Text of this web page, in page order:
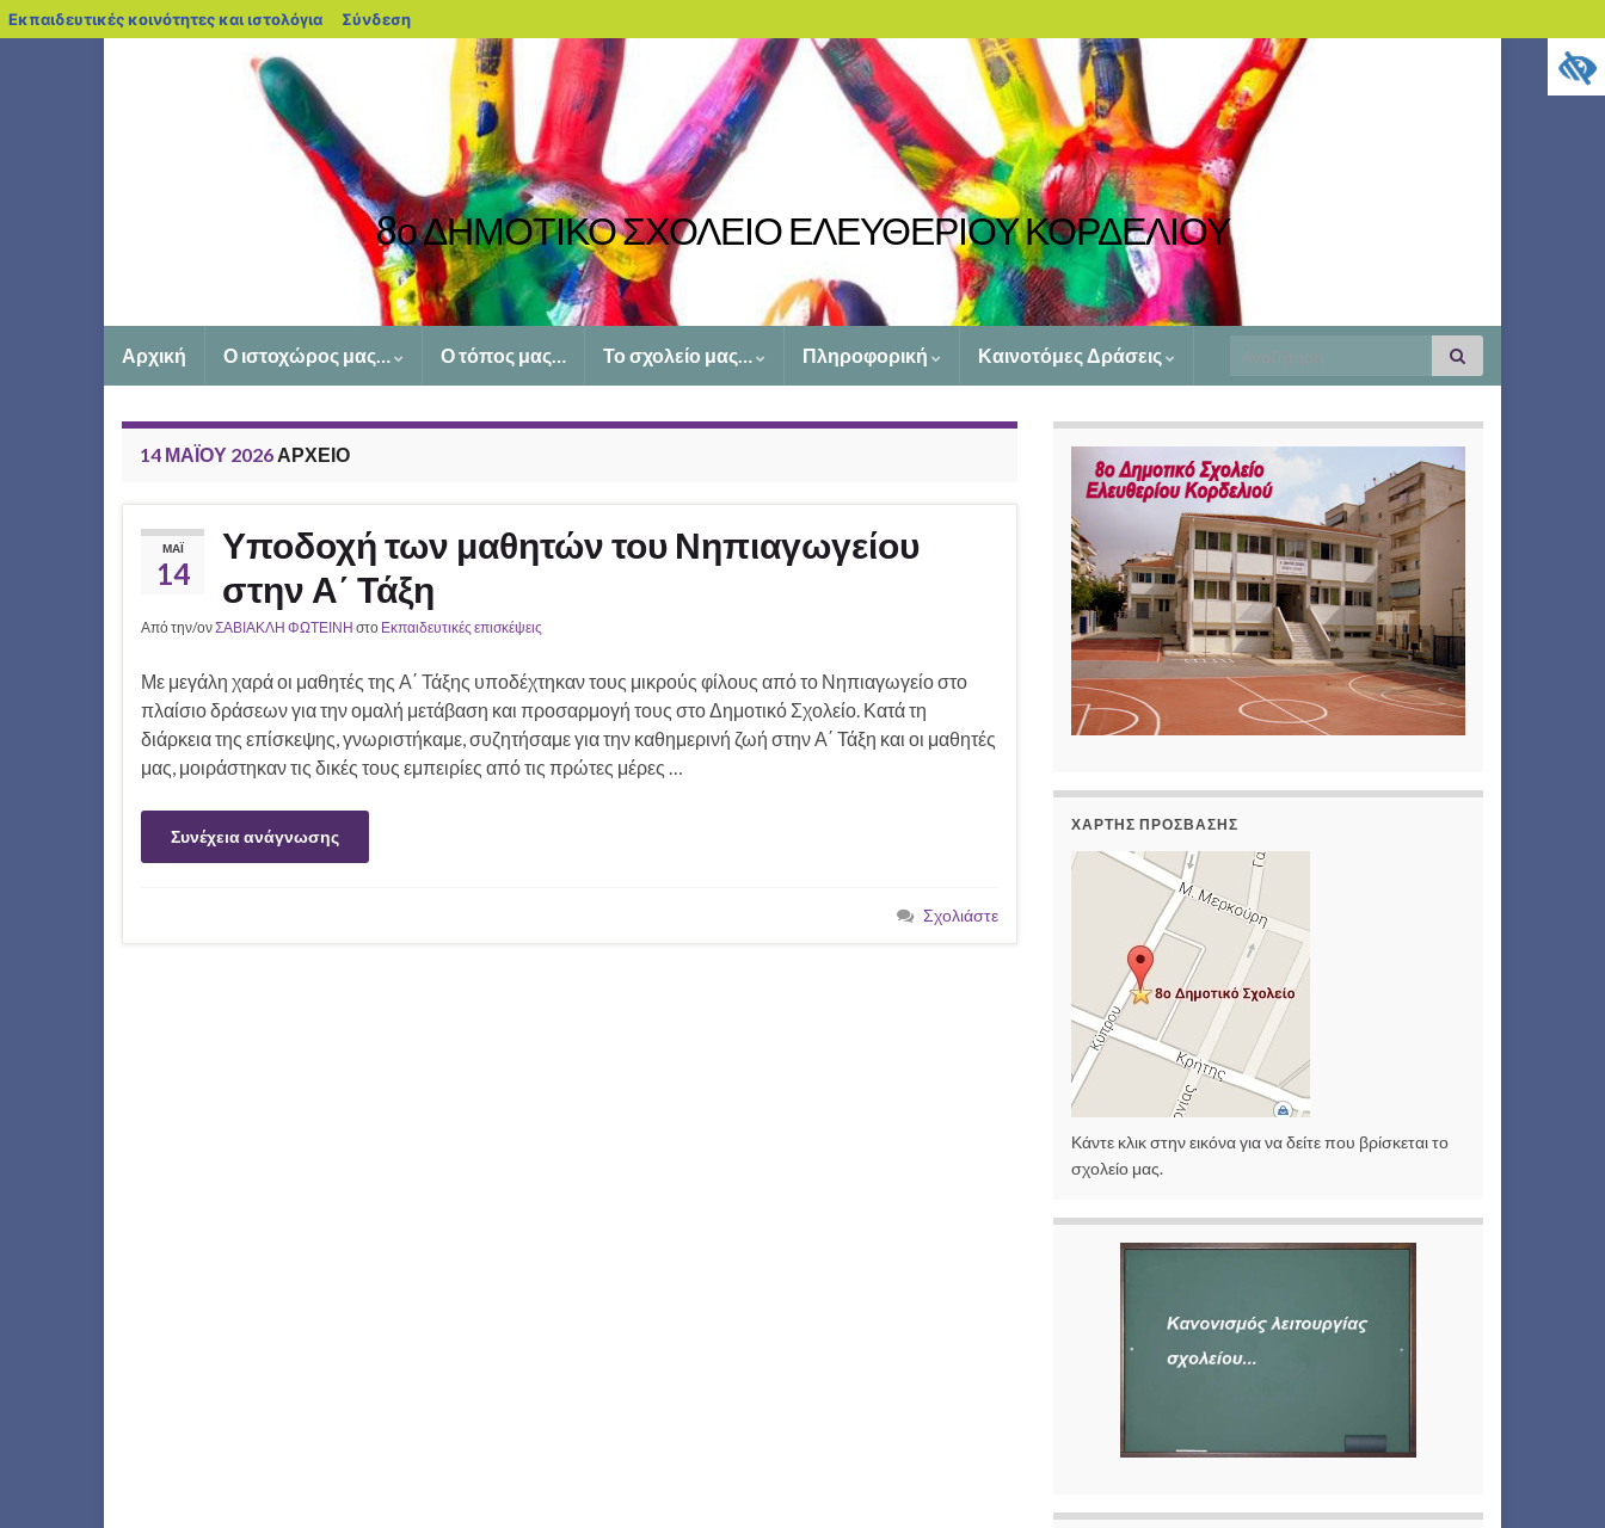
Εκπαιδευτικές κοινότητες και ιστολόγια blogs.sch.gr
Σύνδεση
8ο ΔΗΜΟΤΙΚΟ ΣΧΟΛΕΙΟ ΕΛΕΥΘΕΡΙΟΥ ΚΟΡΔΕΛΙΟΥ
Αρχική Ο ιστοχώρος μας… Ο τόπος μας… Το σχολείο μας… Πληροφορική Καινοτόμες Δράσεις
Search
14 ΜΑΪ́ΟΥ 2026 ΑΡΧΕΊΟ
ΜΆΙ
14
Υποδοχή των μαθητών του Νηπιαγωγείου
στην Α΄ Τάξη
Από την/ονΣΑΒΙΑΚΛΗ ΦΩΤΕΙΝΗ στο Εκπαιδευτικές επισκέψεις
Με μεγάλη χαρά οι μαθητές της Α΄ Τάξης υποδέχτηκαν τους μικρούς φίλους από το Νηπιαγωγείο στο
πλαίσιο δράσεων για την ομαλή μετάβαση και προσαρμογή τους στο Δημοτικό Σχολείο. Κατά τη
διάρκεια της επίσκεψης, γνωριστήκαμε, συζητήσαμε για την καθημερινή ζωή στην Α΄ Τάξη και οι μαθητές
μας, μοιράστηκαν τις δικές τους εμπειρίες από τις πρώτες μέρες …
Συνέχεια ανάγνωσης
Σχολιάστε
ΧΆΡΤΗΣ ΠΡΌΣΒΑΣΗΣ
Κάντε κλικ στην εικόνα για να δείτε που βρίσκεται το
σχολείο μας.